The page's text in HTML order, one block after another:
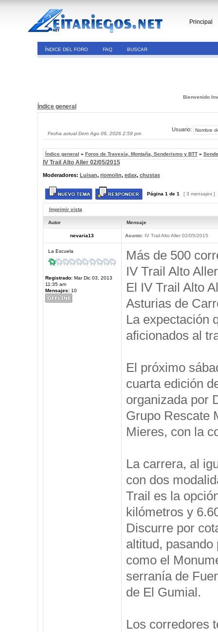
Principal
ÍNDICE DEL FORO FAQ BUSCAR
Bienvenido
Índice general
Fecha actual Dom Ago 09, 2026 2:59 pm
Usuario:
Índice general » Foros de Travesía, Montaña, Senderismo y BTT»
IV Trail Alto Aller 02/05/2015
Moderadores: Luisan, riomolin, edax, chustas
Página 1 de 1 [ 3 mensajes ]
Imprimir vista
Autor Mensaje
nevaria13 Asunto:IV Trail Alto Aller 02/05/2015
La Escuela
Registrado:Mar Dic 03, 2013
11:35 am
Mensajes:10
Más de 500
IV Trail Alto
El IV Trail Alto
Asturias de
La expectación
aficionados al
El próximo
cuarta edición
organizada por
Grupo Rescate
Mieres, con la
La carrera, al
con dos
Trail es la
kilómetros y
Discurre por
altitud,
como el
serranía de
de El Gumial.
Los corredores